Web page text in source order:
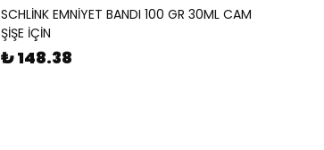
SCHLİNK EMNİYET BANDI 100 GR 30ML CAM
ŞİŞE İÇİN
₺ 148.38